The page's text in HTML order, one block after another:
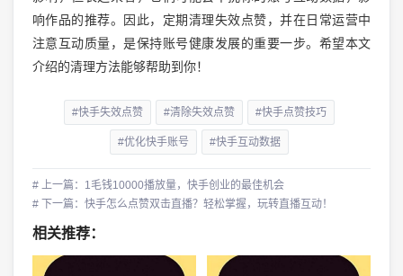
响作品的推荐。因此，定期清理失效点赞，并在日常运营中
注意互动质量，是保持账号健康发展的重要一步。希望本文
介绍的清理方法能够帮助到你！
#快手失效点赞 #清除失效点赞 #快手点赞技巧
#优化快手账号 #快手互动数据
# 上一篇：1毛钱10000播放量，快手创业的最佳机会
# 下一篇：快手怎么点赞双击直播？轻松掌握，玩转直播互动！
相关推荐：